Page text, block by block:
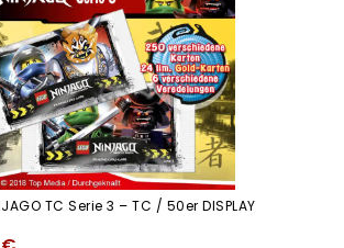
TC Serie 3 – TC / 50er DISPLAY